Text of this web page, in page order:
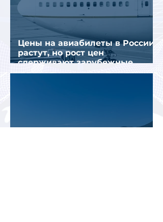
Цены на авиабилеты в России
растут, но рост цен
сдерживают зарубежные
конкуренты